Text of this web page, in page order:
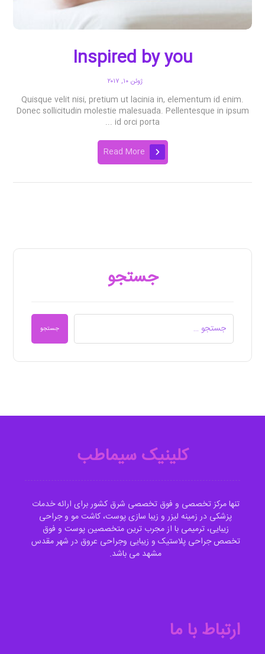
Inspired by you
ژوئن ۱۰, ۲۰۱۷
Quisque velit nisi, pretium ut lacinia in, elementum id enim.
Donec sollicitudin molestie malesuada. Pellentesque in ipsum
id orci porta ...
Read More
جستجو
جستجو
کلینیک سیماطب
تنها مرکز تخصصی و فوق تخصصی شرق کشور برای ارائه خدمات
پزشکی در زمینه لیزر و زیبا سازی پوست، کاشت مو و جراحی
زیبایی، ترمیمی با از مجرب ترین متخصصین پوست و فوق
تخصص جراحی پلاستیک و زیبایی وجراحی عروق در شهر مقدس
مشهد می باشد.
ارتباط با ما